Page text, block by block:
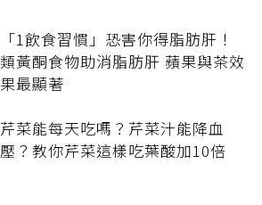
「1飲食習慣」恐害你得脂肪肝！
類黃酮食物助消脂肪肝 蘋果與茶效
果最顯著
芹菜能每天吃嗎？芹菜汁能降血
壓？教你芹菜這樣吃葉酸加10倍